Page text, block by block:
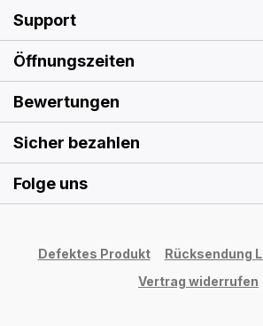
Support
Öffnungszeiten
Bewertungen
Sicher bezahlen
Folge uns
Defektes Produkt
Rücksendung
Vertrag widerrufen